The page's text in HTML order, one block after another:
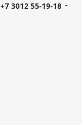
+7 3012 55-19-18